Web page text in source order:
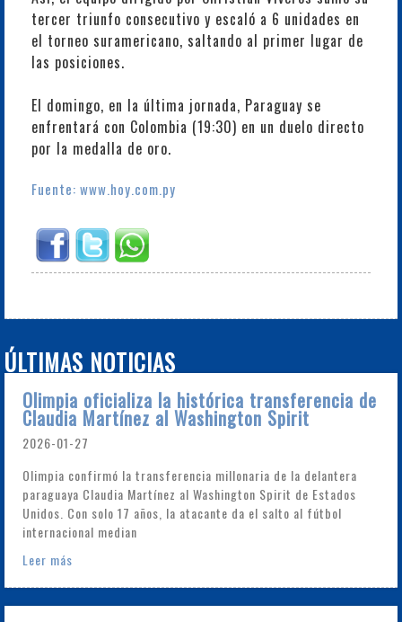
tercer triunfo consecutivo y escaló a 6 unidades en
el torneo suramericano, saltando al primer lugar de
las posiciones.
El domingo, en la última jornada, Paraguay se
enfrentará con Colombia (19:30) en un duelo directo
por la medalla de oro.
Fuente: www.hoy.com.py
ÚLTIMAS NOTICIAS
Olimpia oficializa la histórica transferencia de
Claudia Martínez al Washington Spirit
2026-01-27
Olimpia confirmó la transferencia millonaria de la delantera
paraguaya Claudia Martínez al Washington Spirit de Estados
Unidos. Con solo 17 años, la atacante da el salto al fútbol
internacional median
Leer más